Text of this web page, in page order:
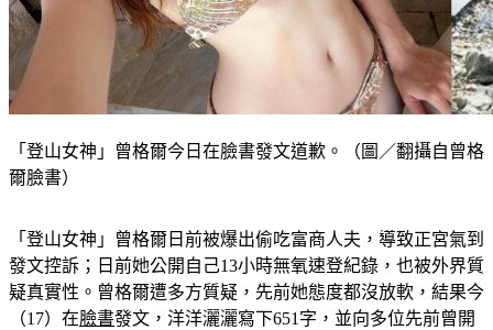
爾臉書）
發文控訴；日前她公開自己13小時無氧速登紀錄，也被外界質
疑真實性。曾格爾遭多方質疑，先前她態度都沒放軟，結果今
（17）在 臉書發文，洋洋灑灑寫下651字，並向多位先前曾開
砲的登山家道歉，更坦言「名與利只是一時」。